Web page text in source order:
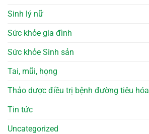
Sinh lý nữ
Sức khỏe gia đình
Sức khỏe Sinh sản
Tai, mũi, họng
Thảo dược điều trị bệnh đường tiêu hóa
Tin tức
Uncategorized